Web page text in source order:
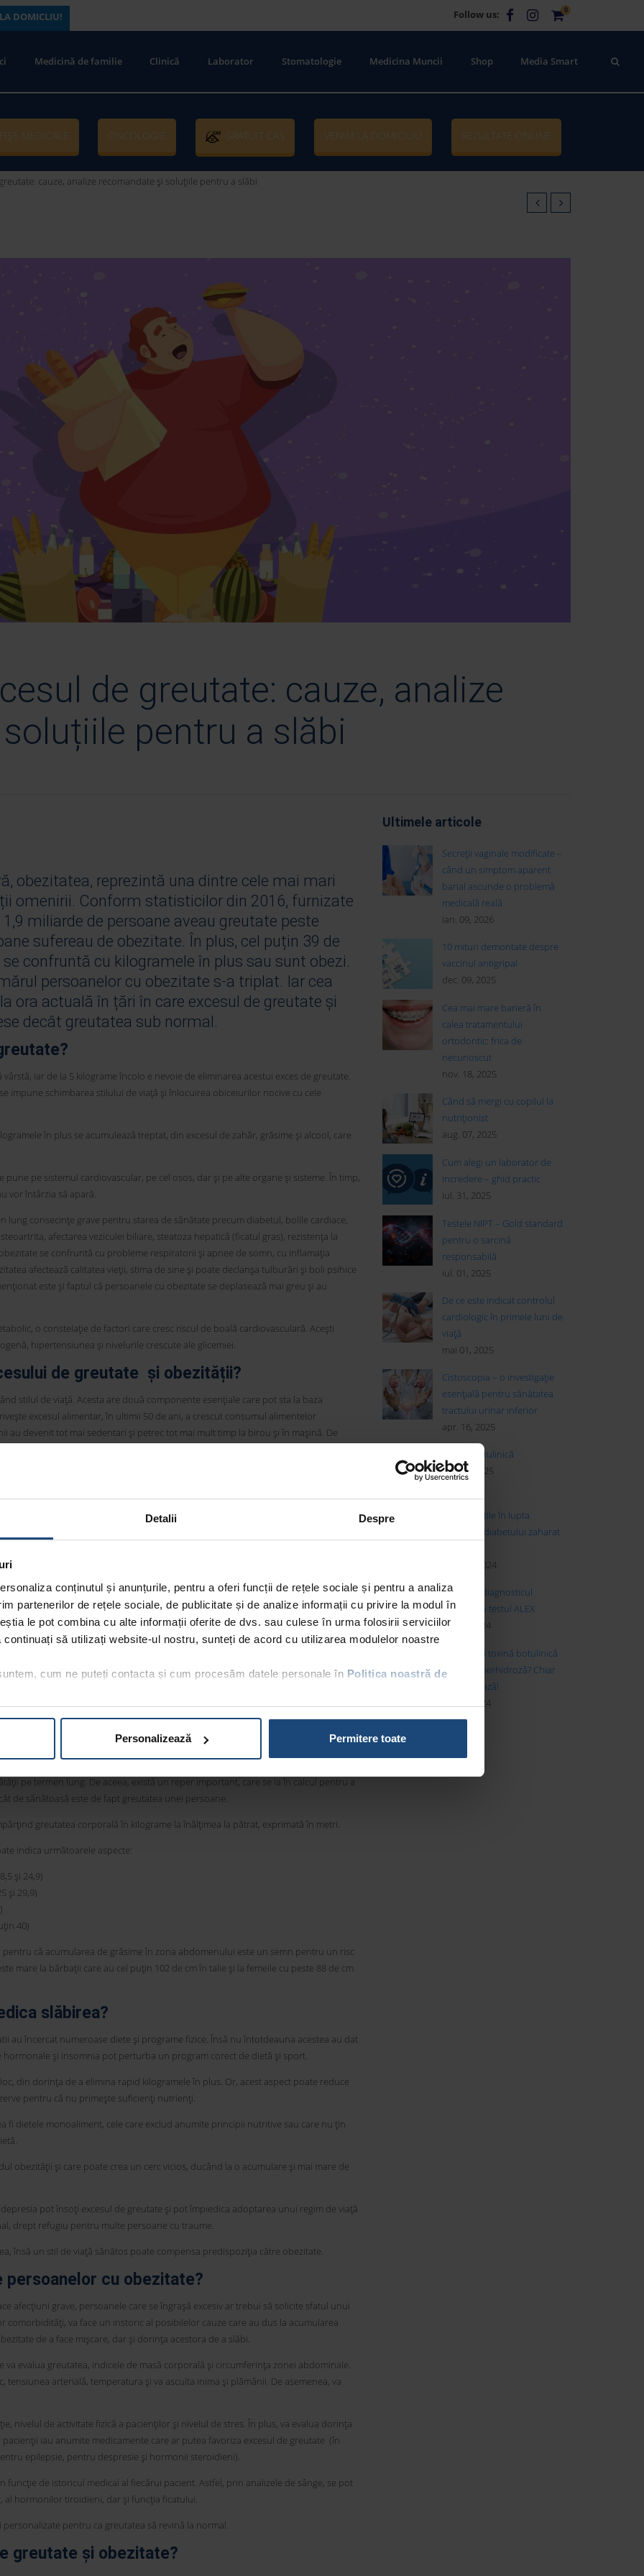
Detalii Despre
conținutul și anunțurile, pentru a oferi funcții de rețele sociale și pentru a analiza
partenerilor de rețele sociale, de publicitate și de analize informații cu privire la modul în
le pot combina cu alte informații oferite de dvs. sau culese în urma folosirii serviciilor
să utilizați website-ul nostru, sunteți de acord cu utilizarea modulelor noastre
cum ne puteți contacta și cum procesăm datele personale în Politica noastră de
Personalizează Permitere toate
DOMICLIU! Follow us: 0
Medicină de familie Clinică Laborator Stomatologie Medicina Muncii Shop Media Smart
FIȘE MEDICALE ONCOLOGIE GRATUIT CAS VENIM LA DOMICILIU REZULTATE ONLINE
cauze, analize recomandate și soluțiile pentru a slăbi
de greutate: cauze, analize
pentru a slăbi
obezitatea, reprezintă una dintre cele mai mari
omenirii. Conform statisticilor din 2016, furnizate
miliarde de persoane aveau greutate peste
sufereau de obezitate. În plus, cel puțin 39 de
confruntă cu kilogramele în plus sau sunt obezi.
persoanelor cu obezitate s-a triplat. Iar cea
ora actuală în țări în care excesul de greutate și
decât greutatea sub normal.
iar de la 5 kilograme încolo e nevoie de eliminarea acestui exces de greutate.
impune schimbarea stilului de viață și înlocuirea obiceiurilor nocive cu cele
în plus se acumulează treptat, din excesul de zahăr, grăsime și alcool, care
pe sistemul cardiovascular, pe cel osos, dar și pe alte organe și sisteme. În timp,
vor întârzia să apară.
lung consecințe grave pentru starea de sănătate precum diabetul, bolile cardiace,
afectarea veziculei biliare, steatoza hepatică (ficatul gras), rezistența la
se confruntă cu probleme respiratorii și apnee de somn, cu inflamația
afectează calitatea vieții, stima de sine și poate declanșa tulburări și boli psihice
este și faptul că persoanele cu obezitate se deplasează mai greu și au
o constelație de factori care cresc riscul de boală cardiovasculară. Acești
hipertensiunea și nivelurile crescute ale glicemiei.
de greutate și obezității?
stilul de viață. Acesta are două componente esențiale care pot sta la baza
excesul alimentar, în ultimii 50 de ani, a crescut consumul alimentelor
au devenit tot mai sedentari și petrec tot mai mult timp la birou și în mașină. De
esențiali au devenit tot mai accesibile, tot mai ieftine, iar consumul lor a înlocuit
și zahăr.
optime. Zahărul are 4 calorii pe gram, iar grăsimea are 9 calorii, și se regăsesc în
excesul de grăsime este cel mai mare vinovat pentru excesul de greutate, acesta a
fi și zaharurile din fructe, atunci când acestea sunt stoarse și transformate în
fi și consecința unor dezechilibre emoționale, a presiunii anturajului sau a
ieftine, de slabă calitate, însă bogate în zahăr și grăsimi.
greutate: este vorba despre excesul de alcool, dar și de consumul de băuturi dulci,
de greutate, însă acesta se poate evita dacă astfel de tulburări sunt ținute sub
a lungul vieții. Există multe de persoane care nu reușesc să facă dintr-un regim
dar, dacă se întorc la vechile obiceiuri alimentare, ajung să se îngrașe din nou și să
în diagnosticul obezității
pe termen lung. De aceea, există un reper important, care se ia în calcul pentru a
de sănătoasă este de fapt greutatea unei persoane.
greutatea corporală în kilograme la înălțimea la pătrat, exprimată în metri.
indica următoarele aspecte:
și 24,9)
și 29,9)
40)
pentru că acumularea de grăsime în zona abdomenului este un semn pentru un risc
mare la bărbații care au cel puțin 102 de cm în talie și la femeile cu peste 88 de cm
slăbirea?
au încercat numeroase diete și programe fizice. Însă nu întotdeauna acestea au dat
și insomnia pot perturba un program corect de dietă și sport.
din dorința de a elimina rapid kilogramele în plus. Or, acest aspect poate reduce
pentru că nu primește suficienți nutrienți.
fi dietele monoaliment, cele care exclud anumite principii nutritive sau care nu țin
obezității și care poate crea un cerc vicios, ducând la o acumulare și mai mare de
pot însoți excesul de greutate și pot împiedica adoptarea unui regim de viață
drept refugiu pentru multe persoane cu traume.
însă un stil de viață sănătos poate compensa predispoziția către obezitate.
persoanelor cu obezitate?
afecțiuni grave, persoanele care se îngrașă excesiv ar trebui să solicite sfatul unui
comorbidități, va face un instoric al posibilelor cauze care au dus la acumularea
de a face mișcare, dar și dorința acestora de a slăbi.
evalua greutatea, indicele de masă corporală și circumferința zonei abdominale.
arterială, temperatura și va asculta inima și plămânii. De asemenea, va
nivelul de activitate fizică a pacienților și nivelul de stres. În plus, va evalua dorința
iau anumite medicamente care ar putea favoriza excesul de greutate (în
epilepsie, pentru despresie și hormonii steroidieni).
de istoricul medical al fiecărui pacient. Astfel, prin analizele de sânge, se pot
al hormonilor tiroidieni, dar și funcția ficatului.
pentru ca greutatea să revină la normal.
greutate și obezitate?
Ultimele articole
Secreții vaginale modificate –
când un simptom aparent
banal ascunde o problemă
medicală reală
ian. 09, 2026
10 mituri demontate despre
vaccinul antigripal
dec. 09, 2025
Cea mai mare barieră în
calea tratamentului
ortodontic: frica de
necunoscut
nov. 18, 2025
Când să mergi cu copilul la
nutriționist
aug. 07, 2025
Cum alegi un laborator de
incredere – ghid practic
iul. 31, 2025
Testele NIPT – Gold standard
pentru o sarcină
responsabilă
iul. 01, 2025
De ce este indicat controlul
cardiologic în primele luni de
viață
mai 01, 2025
Cistoscopia – o investigație
esențială pentru sănătatea
tractului urinar inferior
apr. 16, 2025
Toxina botulinică
ian. 21, 2025
5 sfaturi utile în lupta
împotriva diabetului zaharat
nov. 14, 2024
Alergia și diagnosticul
avansat cu testul ALEX
iul. 17, 2024
Terapie cu toxină botulinică
pentru hiperhidroză? Chiar
funcționează!
iul. 17, 2024